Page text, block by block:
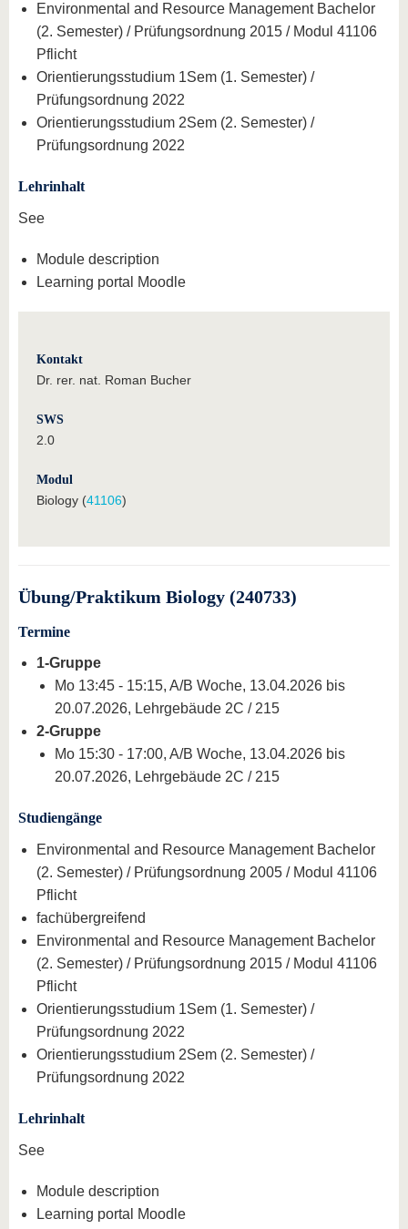
Environmental and Resource Management Bachelor
(2. Semester) / Prüfungsordnung 2015 / Modul 41106
Pflicht
Orientierungsstudium 1Sem (1. Semester) /
Prüfungsordnung 2022
Orientierungsstudium 2Sem (2. Semester) /
Prüfungsordnung 2022
Lehrinhalt
See
Module description
Learning portal Moodle
Kontakt
Dr. rer. nat. Roman Bucher
SWS
2.0
Modul
Biology (41106)
Übung/Praktikum Biology (240733)
Termine
1-Gruppe
Mo 13:45 - 15:15, A/B Woche, 13.04.2026 bis
20.07.2026, Lehrgebäude 2C / 215
2-Gruppe
Mo 15:30 - 17:00, A/B Woche, 13.04.2026 bis
20.07.2026, Lehrgebäude 2C / 215
Studiengänge
Environmental and Resource Management Bachelor
(2. Semester) / Prüfungsordnung 2005 / Modul 41106
Pflicht
fachübergreifend
Environmental and Resource Management Bachelor
(2. Semester) / Prüfungsordnung 2015 / Modul 41106
Pflicht
Orientierungsstudium 1Sem (1. Semester) /
Prüfungsordnung 2022
Orientierungsstudium 2Sem (2. Semester) /
Prüfungsordnung 2022
Lehrinhalt
See
Module description
Learning portal Moodle